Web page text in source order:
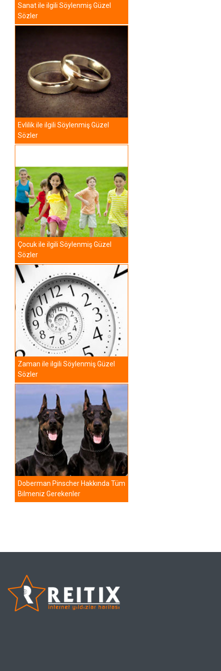
Sanat ile ilgili Söylenmiş Güzel
Sözler
Evlilik ile ilgili Söylenmiş Güzel
Sözler
Çocuk ile ilgili Söylenmiş Güzel
Sözler
Zaman ile ilgili Söylenmiş Güzel
Sözler
Doberman Pinscher Hakkında Tüm
Bilmeniz Gerekenler